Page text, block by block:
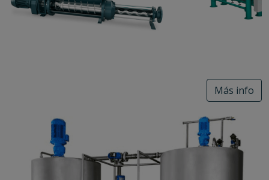
Más info